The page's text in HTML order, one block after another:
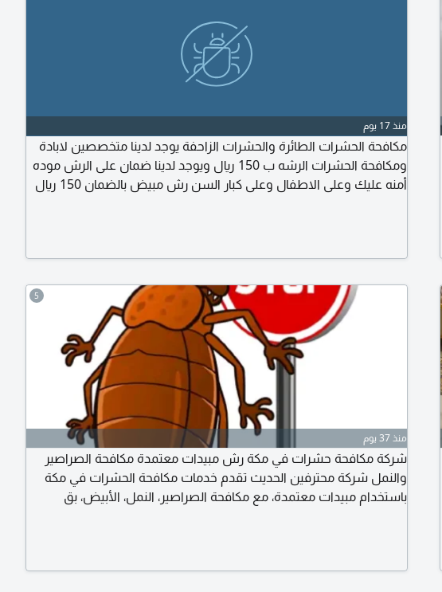
منذ 17 يوم
مكافحة الحشرات الطائرة والحشرات الزاحفة يوجد لدينا متخصصين لابادة
ومكافحة الحشرات الرشه ب 150 ريال ويوجد لدينا ضمان على الرش موده
أمنه عليك وعلى الاطفال وعلى كبار السن رش مبيض بالضمان 150 ريال
5
منذ 37 يوم
شركة مكافحة حشرات في مكة رش مبيدات معتمدة مكافحة الصراصير
والنمل شركة محترفين الحديث تقدم خدمات مكافحة الحشرات في مكة
باستخدام مبيدات معتمدة، مع مكافحة الصراصير، النمل، الأبيض، بق
مكة، رش حشرات، رش مبيدات